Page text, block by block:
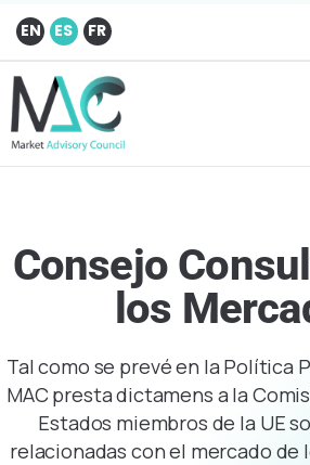
EN ES FR
Consejo
los
Tal como se prevé en la Política
MAC presta dictamens a la
Estados miembros de la UE
relacionadas con el mercado de